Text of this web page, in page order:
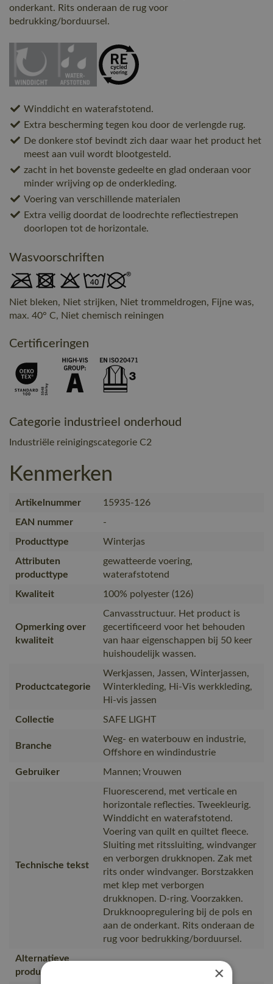
onderkant. Rits onderaan de rug voor
bedrukking/borduursel.
Winddicht en waterafstotend.
Extra bescherming tegen kou door de verlengde rug.
De donkere stof bevindt zich daar waar het product het
meest aan vuil wordt blootgesteld.
zacht in het bovenste gedeelte en glad onderaan voor
minder wrijving op de onderkleding.
Voering van verschillende materialen
Extra veilig doordat de loodrechte reflectiestrepen
doorlopen tot de horizontale.
Wasvoorschriften
Niet bleken, Niet strijken, Niet trommeldrogen, Fijne was,
max. 40° C, Niet chemisch reiningen
Certificeringen
Categorie industrieel onderhoud
Industriële reinigingscategorie C2
Kenmerken
Artikelnummer
15935-126
EAN nummer
-
Producttype
Winterjas
Attributen
producttype
gewatteerde voering,
waterafstotend
Kwaliteit
100% polyester (126)
Opmerking over
kwaliteit
Canvasstructuur. Het product is
gecertificeerd voor het behouden
van haar eigenschappen bij 50 keer
huishoudelijk wassen.
Productcategorie
Werkjassen, Jassen, Winterjassen,
Winterkleding, Hi-Vis werkkleding,
Hi-vis jassen
Collectie
SAFE LIGHT
Branche
Weg- en waterbouw en industrie,
Offshore en windindustrie
Gebruiker
Mannen; Vrouwen
Technische tekst
Fluorescerend, met verticale en
horizontale reflecties. Tweekleurig.
Winddicht en waterafstotend.
Voering van quilt en quiltet fleece.
Sluiting met ritssluiting, windvanger
en verborgen drukknopen. Zak met
rits onder windvanger. Borstzakken
met klep met verborgen
drukknopen. D-ring. Voorzakken.
Drukknoopregulering bij de pols en
aan de onderkant. Rits onderaan de
rug voor bedrukking/borduursel.
Alternatieve
producten
×